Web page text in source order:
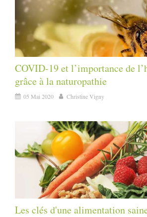
COVID-19 et l’importance de
grâce à la naturopathie
05 Mai 2020 Christine Vigny
Les clés d'une alimentation